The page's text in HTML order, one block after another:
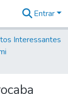
Entrar
Interessantes